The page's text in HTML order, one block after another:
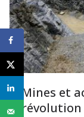
Mines et